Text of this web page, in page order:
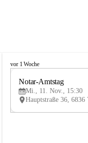
V
vor 1 Woche
Notar-Amtstag
Mi., 11. Nov., 15:30